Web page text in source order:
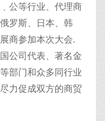
公等行业、代理商
罗斯、日本、韩
商参加本次大会.
公司代表、著名金
部门和众多同行业
力促成双方的商贸